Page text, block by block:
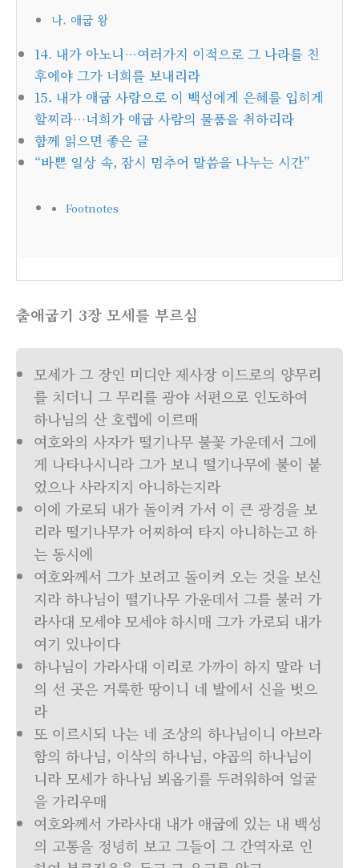
나. 애굽 왕
14. 내가 아노니…여러가지 이적으로 그 나라를 친
후에야 그가 너희를 보내리라
15. 내가 애굽 사람으로 이 백성에게 은혜를 입히게
할찌라…너희가 애굽 사람의 물품을 취하리라
함께 읽으면 좋은 글
“바쁜 일상 속, 잠시 멈추어 말씀을 나누는 시간”
Footnotes
출애굽기 3장 모세를 부르심
모세가 그 장인 미디안 제사장 이드로의 양무리
를 치더니 그 무리를 광야 서편으로 인도하여
하나님의 산 호렙에 이르매
여호와의 사자가 떨기나무 불꽃 가운데서 그에
게 나타나시니라 그가 보니 떨기나무에 불이 붙
었으나 사라지지 아니하는지라
이에 가로되 내가 돌이켜 가서 이 큰 광경을 보
리라 떨기나무가 어찌하여 타지 아니하는고 하
는 동시에
여호와께서 그가 보려고 돌이켜 오는 것을 보신
지라 하나님이 떨기나무 가운데서 그를 불러 가
라사대 모세야 모세야 하시매 그가 가로되 내가
여기 있나이다
하나님이 가라사대 이리로 가까이 하지 말라 너
의 선 곳은 거룩한 땅이니 네 발에서 신을 벗으
라
또 이르시되 나는 네 조상의 하나님이니 아브라
함의 하나님, 이삭의 하나님, 야곱의 하나님이
니라 모세가 하나님 뵈옵기를 두려워하여 얼굴
을 가리우매
여호와께서 가라사대 내가 애굽에 있는 내 백성
의 고통을 정녕히 보고 그들이 그 간역자로 인